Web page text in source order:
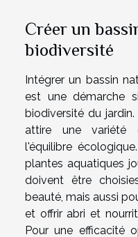
Créer un
biodiversité
Intégrer un bassin
est une démarche
biodiversité du
attire une variété
l'équilibre
plantes aquatiques
doivent être
beauté, mais aussi
et offrir abri et
Pour une efficacité